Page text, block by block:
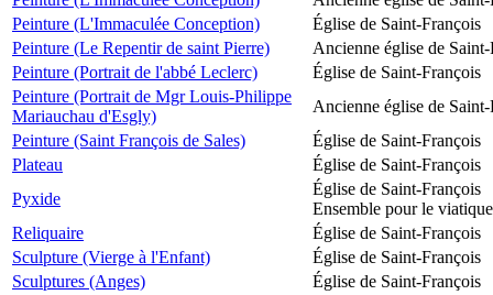
Peinture (L'Immaculée Conception)
Église de Saint-François
Peinture (Le Repentir de saint Pierre)
Ancienne église de Saint-
Peinture (Portrait de l'abbé Leclerc)
Église de Saint-François
Peinture (Portrait de Mgr Louis-Philippe
Mariauchau d'Esgly)
Ancienne église de Saint-
Peinture (Saint François de Sales)
Église de Saint-François
Plateau
Église de Saint-François
Pyxide
Église de Saint-François
Ensemble pour le viatique
Reliquaire
Église de Saint-François
Sculpture (Vierge à l'Enfant)
Église de Saint-François
Sculptures (Anges)
Église de Saint-François